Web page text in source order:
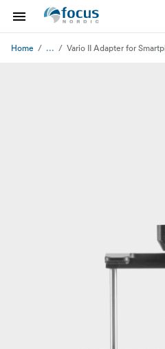
Home ... Vario II Adapter for